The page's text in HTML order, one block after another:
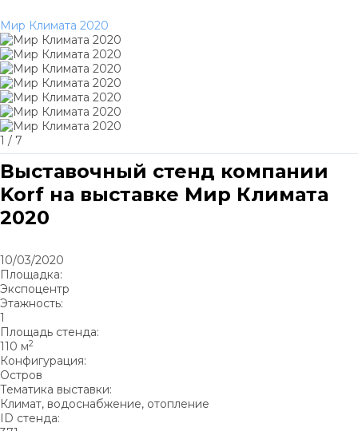
Мир Климата 2020
1 / 7
Выставочный стенд компании
Korf на выставке Мир Климата
2020
10/03/2020
Площадка:
Экспоцентр
Этажность:
1
Площадь стенда:
110 м2
Конфигурация:
Остров
Тематика выставки:
Климат, водоснабжение, отопление
ID стенда: